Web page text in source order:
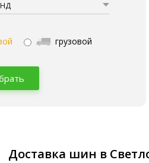
грузовой
Доставка шин в